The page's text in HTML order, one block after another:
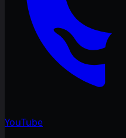
YouTube